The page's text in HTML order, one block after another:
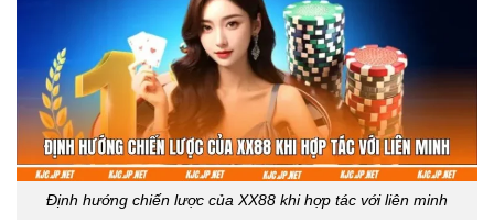
Định hướng chiến lược của XX88 khi hợp tác với liên minh